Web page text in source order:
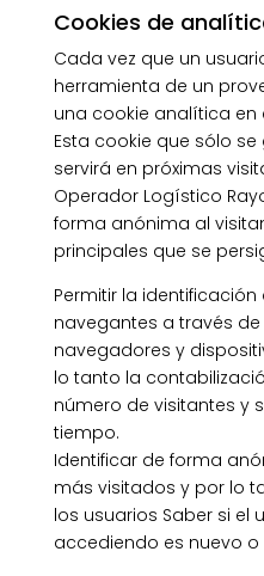
Cookies de
Cada vez que un
herramienta de un
una cookie analítica en
Esta cookie que sólo se
servirá en próximas
Operador Logístico
forma anónima al
principales que se
Permitir la
navegantes a través
navegadores y
lo tanto la
número de visitantes y
tiempo.
Identificar de forma
más visitados y por lo
los usuarios Saber si el
accediendo es nuevo o